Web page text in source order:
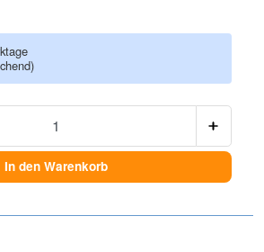
In den Warenkorb